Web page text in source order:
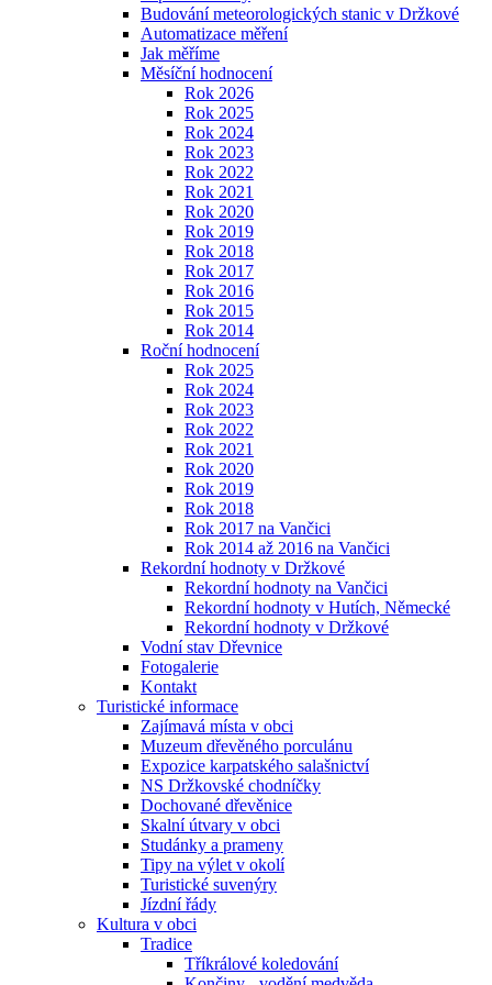
Budování meteorologických stanic v Držkové
Automatizace měření
Jak měříme
Měsíční hodnocení
Rok 2026
Rok 2025
Rok 2024
Rok 2023
Rok 2022
Rok 2021
Rok 2020
Rok 2019
Rok 2018
Rok 2017
Rok 2016
Rok 2015
Rok 2014
Roční hodnocení
Rok 2025
Rok 2024
Rok 2023
Rok 2022
Rok 2021
Rok 2020
Rok 2019
Rok 2018
Rok 2017 na Vančici
Rok 2014 až 2016 na Vančici
Rekordní hodnoty v Držkové
Rekordní hodnoty na Vančici
Rekordní hodnoty v Hutích, Německé
Rekordní hodnoty v Držkové
Vodní stav Dřevnice
Fotogalerie
Kontakt
Turistické informace
Zajímavá místa v obci
Muzeum dřevěného porculánu
Expozice karpatského salašnictví
NS Držkovské chodníčky
Dochované dřevěnice
Skalní útvary v obci
Studánky a prameny
Tipy na výlet v okolí
Turistické suvenýry
Jízdní řády
Kultura v obci
Tradice
Tříkrálové koledování